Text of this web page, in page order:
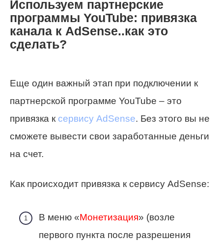
Используем партнерские
программы YouTube: привязка
канала к AdSense..как это
сделать?
Еще один важный этап при подключении к
партнерской программе YouTube – это
привязка к сервису AdSense. Без этого вы не
сможете вывести свои заработанные деньги
на счет.
Как происходит привязка к сервису AdSense:
В меню «Монетизация» (возле
первого пункта после разрешения